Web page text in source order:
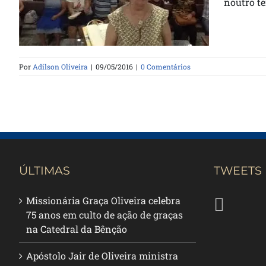
Por Adilson Oliveira | 09/05/2016 | 0 Comentários
ÚLTIMAS
Missionária Graça Oliveira celebra
75 anos em culto de ação de graças
na Catedral da Bênção
Apóstolo Jair de Oliveira ministra
TWEETS